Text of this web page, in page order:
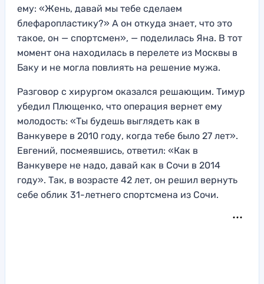
ему: «Жень, давай мы тебе сделаем
блефаропластику?» А он откуда знает, что это
такое, он — спортсмен», — поделилась Яна. В тот
момент она находилась в перелете из Москвы в
Баку и не могла повлиять на решение мужа.
Разговор с хирургом оказался решающим. Тимур
убедил Плющенко, что операция вернет ему
молодость: «Ты будешь выглядеть как в
Ванкувере в 2010 году, когда тебе было 27 лет».
Евгений, посмеявшись, ответил: «Как в
Ванкувере не надо, давай как в Сочи в 2014
году». Так, в возрасте 42 лет, он решил вернуть
себе облик 31-летнего спортсмена из Сочи.